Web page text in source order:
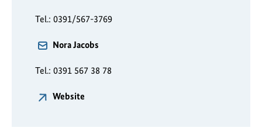
Tel.: 0391/567-3769
Nora Jacobs
Tel.: 0391 567 38 78
Website